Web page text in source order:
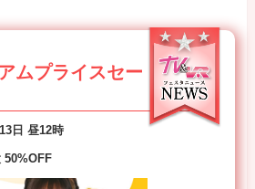
ムプライスセー
日 昼12時
50%OFF